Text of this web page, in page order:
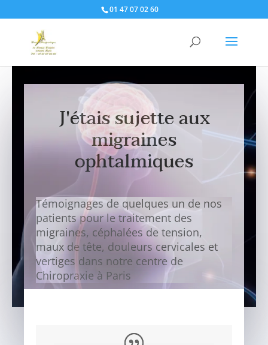
01 47 07 02 60
J'étais sujette aux
migraines
ophtalmiques
Témoignages de quelques un de nos
patients pour le traitement des
migraines, céphalées de tension,
maux de tête, douleurs cervicales et
vertiges dans notre centre de
Chiropraxie à Paris